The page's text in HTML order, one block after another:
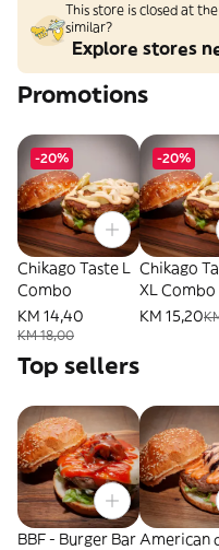
This store is closed at
similar?
Explore stores
Promotions
-20%
Chikago Taste L
Combo
KM 14,40
KM 18,00
-20%
Chikago
XL Combo
KM 15,20
Top sellers
BBF - Burger BarAmerican